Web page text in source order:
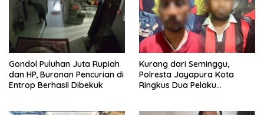
Gondol Puluhan Juta Rupiah
dan HP, Buronan Pencurian di
Entrop Berhasil Dibekuk
Kurang dari Seminggu,
Polresta Jayapura Kota
Ringkus Dua Pelaku